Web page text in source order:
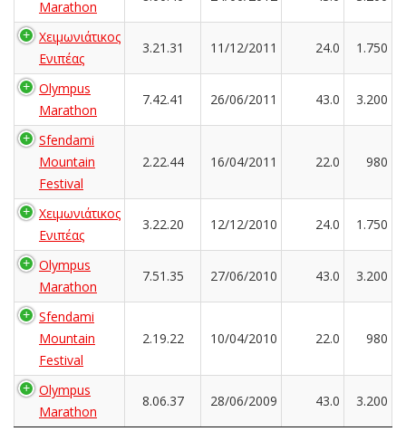
Marathon
Χειμωνιάτικος
Ενιπέας
3.21.31 11/12/2011 24.0 1.750
Olympus
Marathon
7.42.41 26/06/2011 43.0 3.200
Sfendami
Mountain
Festival
2.22.44 16/04/2011 22.0 980
Χειμωνιάτικος
Ενιπέας
3.22.20 12/12/2010 24.0 1.750
Olympus
Marathon
7.51.35 27/06/2010 43.0 3.200
Sfendami
Mountain
Festival
2.19.22 10/04/2010 22.0 980
Olympus
Marathon
8.06.37 28/06/2009 43.0 3.200